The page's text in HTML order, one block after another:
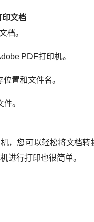
文档
档。
PDF打印机。
置和文件名。
。
，您可以轻松将文档
进行打印也很简单。